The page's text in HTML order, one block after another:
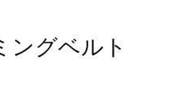
ングベルト